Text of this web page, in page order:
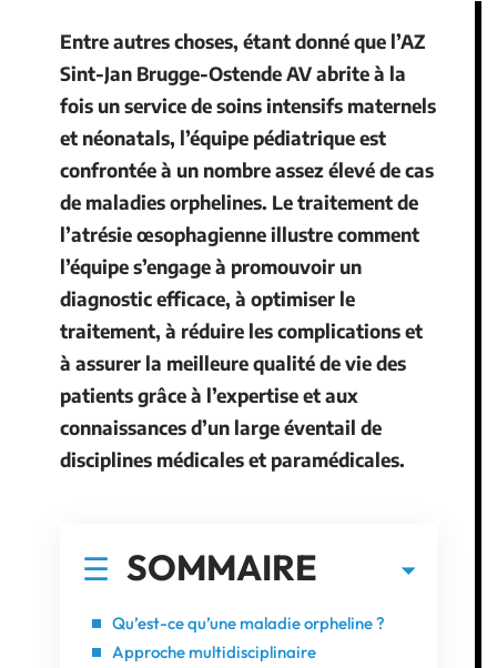
Entre autres choses, étant donné que l’AZ
Sint-Jan Brugge-Ostende AV abrite à la
fois un service de soins intensifs maternels
et néonatals, l’équipe pédiatrique est
confrontée à un nombre assez élevé de cas
de maladies orphelines. Le traitement de
l’atrésie œsophagienne illustre comment
l’équipe s’engage à promouvoir un
diagnostic efficace, à optimiser le
traitement, à réduire les complications et
à assurer la meilleure qualité de vie des
patients grâce à l’expertise et aux
connaissances d’un large éventail de
disciplines médicales et paramédicales.
SOMMAIRE
Qu’est-ce qu’une maladie orpheline ?
Approche multidisciplinaire